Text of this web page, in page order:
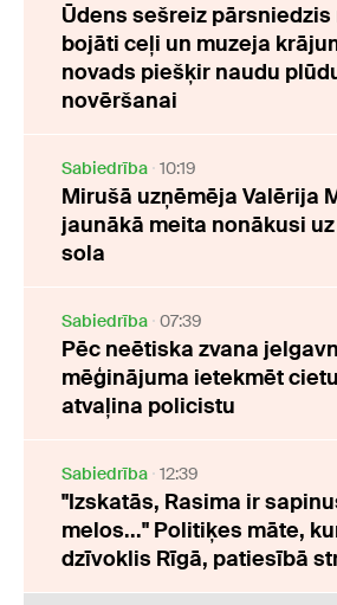
Ūdens sešreiz pārsniedzis
bojāti ceļi un muzeja
novads piešķir naudu
novēršanai
Sabiedrība 10:19
Mirušā uzņēmēja Valērija
jaunākā meita nonākusi
sola
Sabiedrība 07:39
Pēc neētiska zvana
mēģinājuma ietekmēt
atvaļina policistu
Sabiedrība 12:39
"Izskatās, Rasima ir
melos..." Politiķes māte,
dzīvoklis Rīgā, patiesībā